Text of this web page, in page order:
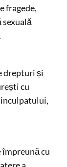
fragede,
sexuală
drepturi și
cu
cu